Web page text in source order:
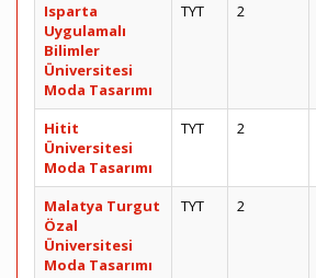
Isparta
Uygulamalı
Bilimler
Üniversitesi
Moda Tasarımı
TYT 2
Hitit
Üniversitesi
Moda Tasarımı
TYT 2
Malatya Turgut
Özal
Üniversitesi
Moda Tasarımı
TYT 2